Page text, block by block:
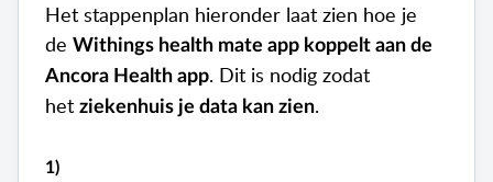
Het stappenplan hieronder laat zien hoe je
de Withings health mate app koppelt aan de
Ancora Health app. Dit is nodig zodat
het ziekenhuis je data kan zien.
1)